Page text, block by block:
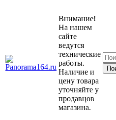
Внимание!
На нашем
сайте
ведутся
технические
работы.
Наличие и
цену товара
уточняйте у
продавцов
магазина.